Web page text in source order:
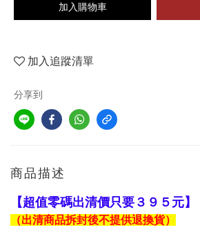
加入購物車
加入追蹤清單
分享到
商品描述
【超值零碼出清價只要３９５元】
（出清商品拆封後不提供退換貨）